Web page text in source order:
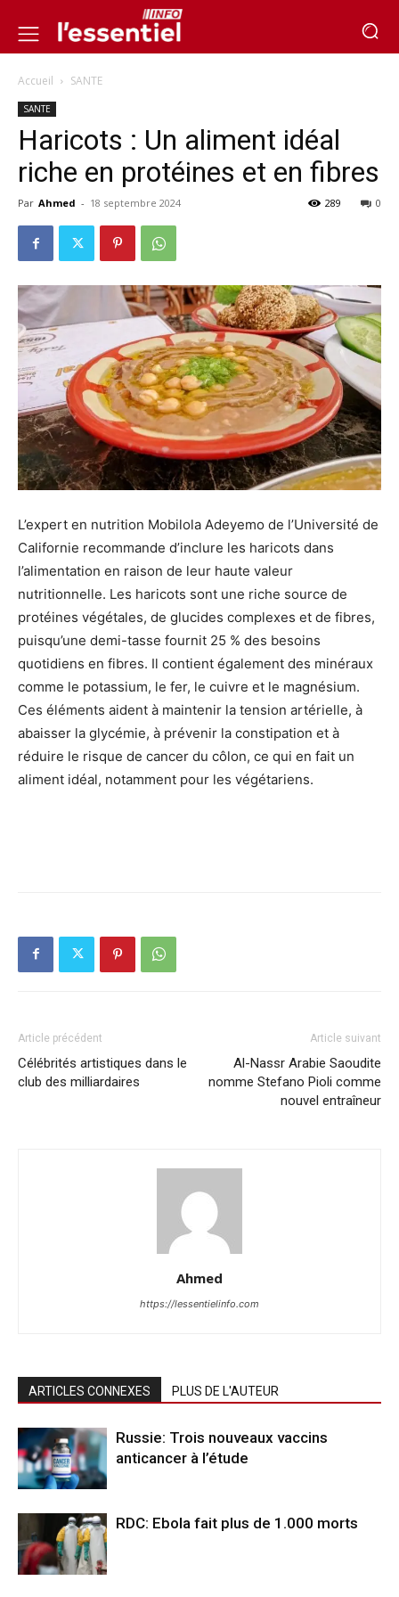
Accueil SANTE
SANTE
Haricots : Un aliment idéal
riche en protéines et en fibres
Par Ahmed - 18 septembre 2024 0
289
L’expert en nutrition Mobilola Adeyemo de l’Université de
Californie recommande d’inclure les haricots dans
l’alimentation en raison de leur haute valeur
nutritionnelle. Les haricots sont une riche source de
protéines végétales, de glucides complexes et de fibres,
puisqu’une demi-tasse fournit 25 % des besoins
quotidiens en fibres. Il contient également des minéraux
comme le potassium, le fer, le cuivre et le magnésium.
Ces éléments aident à maintenir la tension artérielle, à
abaisser la glycémie, à prévenir la constipation et à
réduire le risque de cancer du côlon, ce qui en fait un
aliment idéal, notamment pour les végétariens.
Article précédent
Célébrités artistiques dans le
club des milliardaires
Article suivant
Al-Nassr Arabie Saoudite
nomme Stefano Pioli comme
nouvel entraîneur
Ahmed
https://lessentielinfo.com
ARTICLES CONNEXES PLUS DE L'AUTEUR
Russie: Trois nouveaux vaccins
anticancer à l’étude
RDC: Ebola fait plus de 1.000 morts